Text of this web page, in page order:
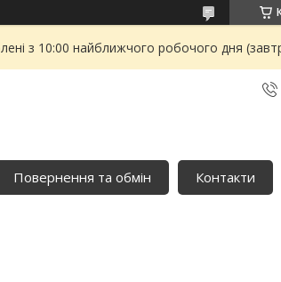
з 10:00 найближчого робочого дня
Повернення та обмін Контакти